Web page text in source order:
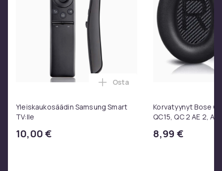
Yleiskaukosäädin Samsung Smart
TV:lle
10,00 €
Lisää Yleiskaukosäädin
Osta
Korvatyynyt Bose
QC15, QC 2 AE 2, AE
8,99 €